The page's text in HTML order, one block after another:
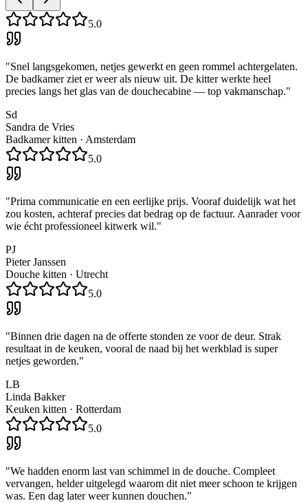
5.0
"Snel langsgekomen, netjes gewerkt en geen rommel achtergelaten.
De badkamer ziet er weer als nieuw uit. De kitter werkte heel
precies langs het glas van de douchecabine — top vakmanschap."
Sd
Sandra de Vries
Badkamer kitten · Amsterdam
5.0
"Prima communicatie en een eerlijke prijs. Vooraf duidelijk wat het
zou kosten, achteraf precies dat bedrag op de factuur. Aanrader voor
wie écht professioneel kitwerk wil."
PJ
Pieter Janssen
Douche kitten · Utrecht
5.0
"Binnen drie dagen na de offerte stonden ze voor de deur. Strak
resultaat in de keuken, vooral de naad bij het werkblad is super
netjes geworden."
LB
Linda Bakker
Keuken kitten · Rotterdam
5.0
"We hadden enorm last van schimmel in de douche. Compleet
vervangen, helder uitgelegd waarom dit niet meer schoon te krijgen
was. Een dag later weer kunnen douchen."